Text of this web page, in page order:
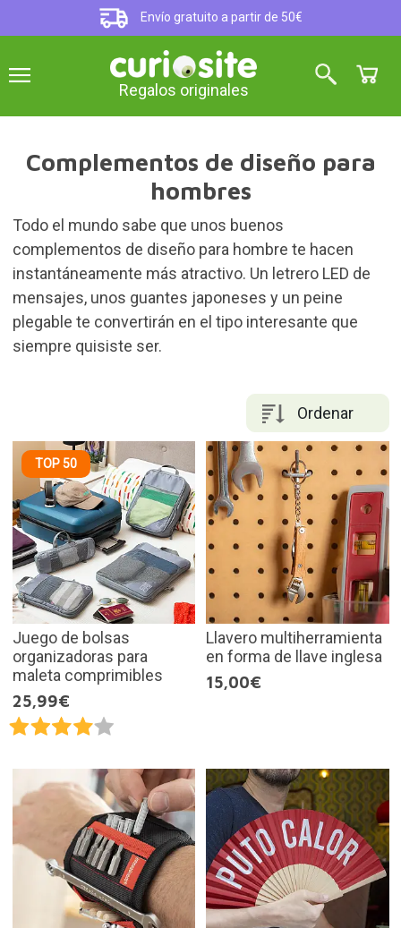
Envío gratuito a partir de 50€
Regalos originales
Complementos de diseño para
hombres
Todo el mundo sabe que unos buenos
complementos de diseño para hombre te hacen
instantáneamente más atractivo. Un letrero LED de
mensajes, unos guantes japoneses y un peine
plegable te convertirán en el tipo interesante que
siempre quisiste ser.
Ordenar
TOP 50
Juego de bolsas
organizadoras para
maleta comprimibles
25,99€
Llavero multiherramienta
en forma de llave inglesa
15,00€